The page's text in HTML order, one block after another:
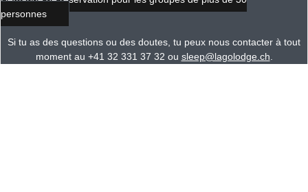
personnes
Si tu as des questions ou des doutes, tu peux nous contacter à tout
moment au +41 32 331 37 32 ou sleep@lagolodge.ch.